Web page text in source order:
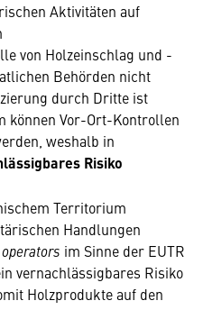
Aktivitäten auf
von Holzeinschlag und -
Behörden nicht
durch Dritte ist
können Vor-Ort-Kontrollen
weshalb in
Risiko
Territorium
Handlungen
operators im Sinne der EUTR
vernachlässigbares Risiko
Holzprodukte auf den